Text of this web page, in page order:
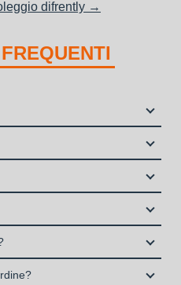
difrently →
è una soluzione che
pagamento di un canone fisso
e Studi Associati
(S.p.A., S.r.l.)
in attività da almeno un anno.
accedere al servizio di
che include:
società specializzata nel
concluso il contratto, a tutela
gestione per i propri clienti.
che ti serve, decidere la
online
sarà stipulato con Grenke